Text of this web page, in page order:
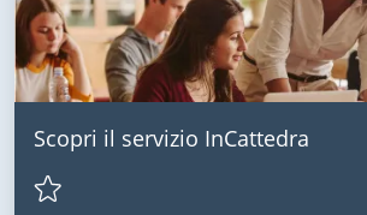
Scopri il servizio InCattedra